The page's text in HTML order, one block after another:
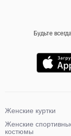
Будьте
Женские куртки
Женские
костюмы